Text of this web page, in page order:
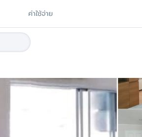
ค่าใช้จ่าย